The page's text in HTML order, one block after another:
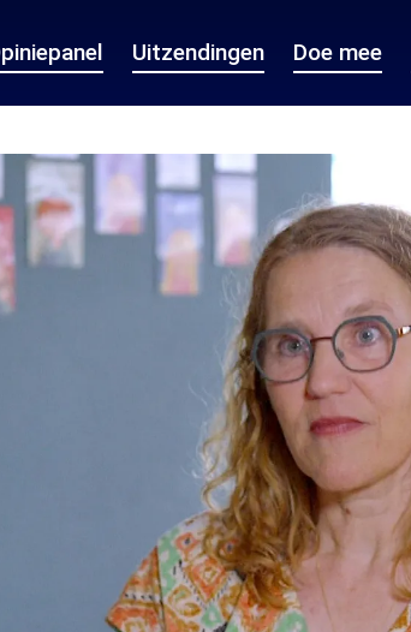
Uitzendingen Doe mee